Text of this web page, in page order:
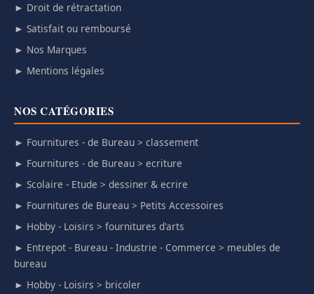
► Droit de rétractation
► Satisfait ou remboursé
► Nos Marques
► Mentions légales
NOS CATÉGORIES
► Fournitures - de Bureau > classement
► Fournitures - de Bureau > ecriture
► Scolaire - Etude > dessiner & ecrire
► Fournitures de Bureau > Petits Accessoires
► Hobby - Loisirs > fournitures d'arts
► Entrepot - Bureau - Industrie - Commerce > meubles de
bureau
► Hobby - Loisirs > bricoler